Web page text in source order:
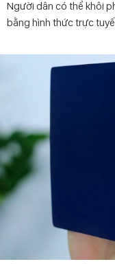
Người dân có thể khôi
bằng hình thức trực